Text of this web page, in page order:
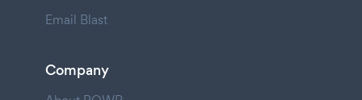
Email Blast
Company